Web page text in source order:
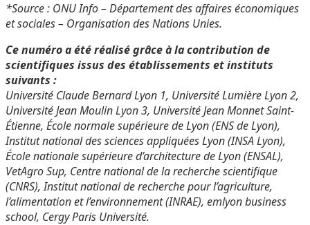
*Source : ONU Info – Département des affaires économiques
et sociales – Organisation des Nations Unies.
Ce numéro a été réalisé grâce à la contribution de
scientifiques issus des établissements et instituts
suivants :
Université Claude Bernard Lyon 1, Université Lumière Lyon 2,
Université Jean Moulin Lyon 3, Université Jean Monnet Saint-
Étienne, École normale supérieure de Lyon (ENS de Lyon),
Institut national des sciences appliquées Lyon (INSA Lyon),
École nationale supérieure d’architecture de Lyon (ENSAL),
VetAgro Sup, Centre national de la recherche scientifique
(CNRS), Institut national de recherche pour l’agriculture,
l’alimentation et l’environnement (INRAE), emlyon business
school, Cergy Paris Université.